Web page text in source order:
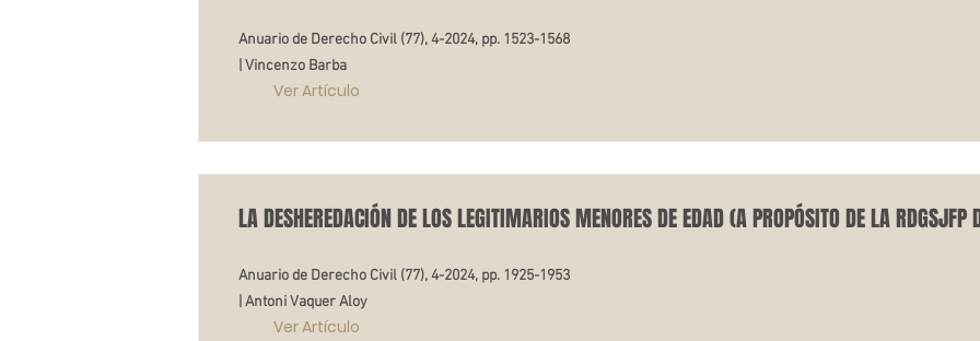
Anuario de Derecho Civil (77), 4-2024, pp. 1523-1568
| Vincenzo Barba
Ver Artículo
LA DESHEREDACIÓN DE LOS LEGITIMARIOS MENORES DE EDAD (A PROPÓSITO DE LA
Anuario de Derecho Civil (77), 4-2024, pp. 1925-1953
| Antoni Vaquer Aloy
Ver Artículo